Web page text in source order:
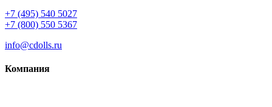
+7 (495) 540 5027
+7 (800) 550 5367
info@cdolls.ru
Компания